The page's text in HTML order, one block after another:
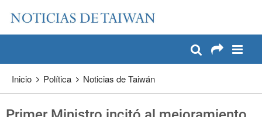
Pase a contenido principal
Inicio Política Noticias de Taiwán